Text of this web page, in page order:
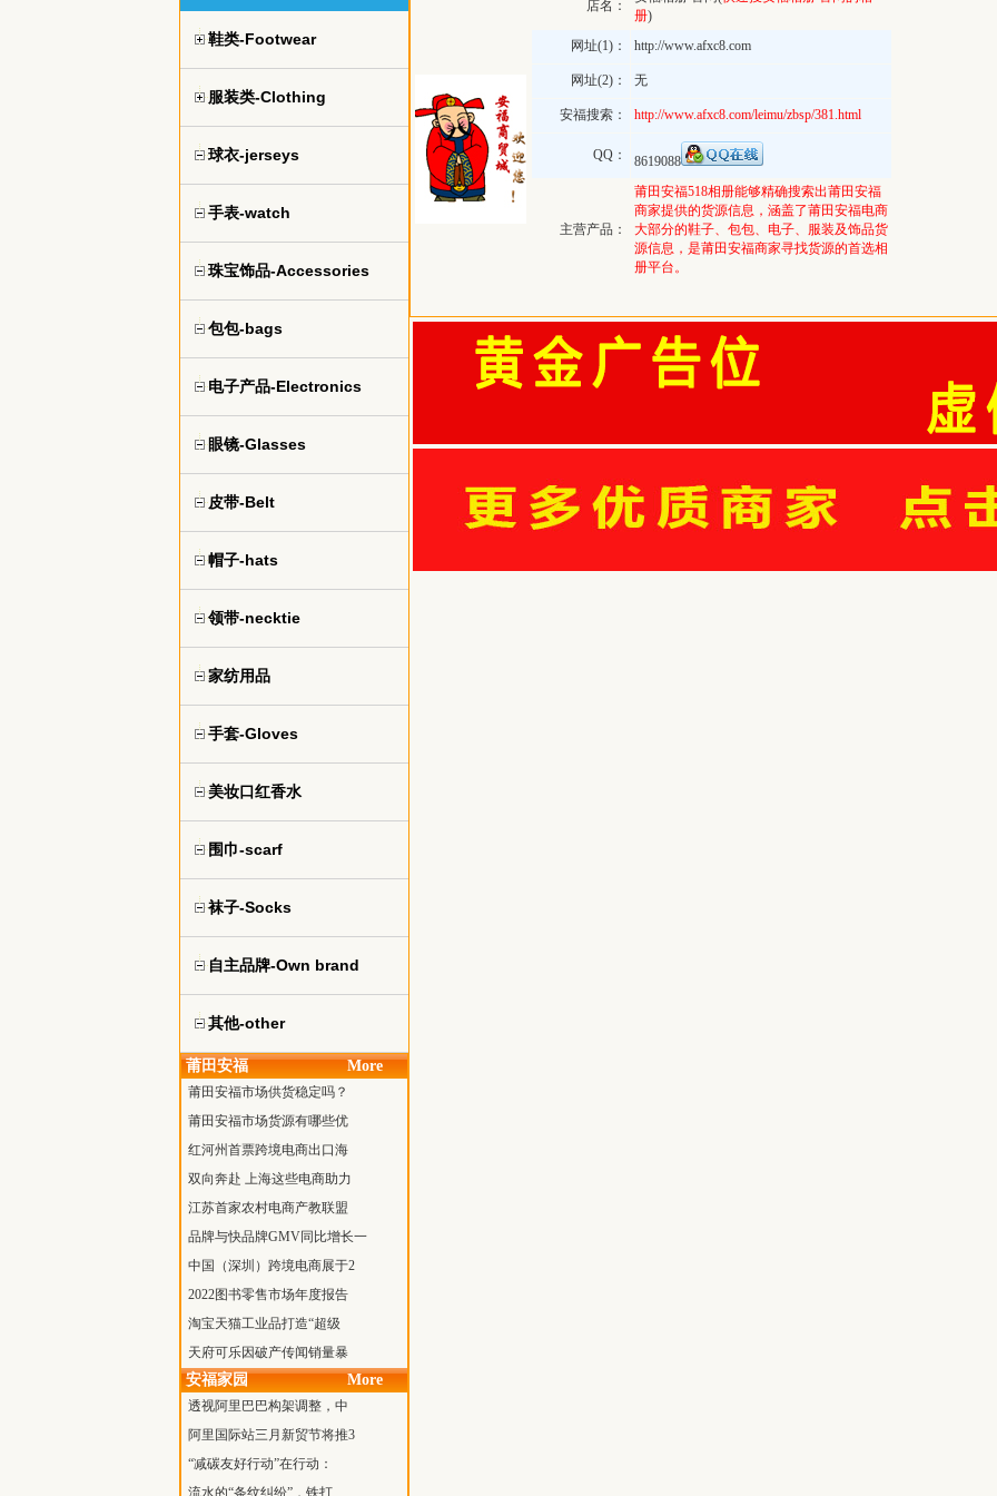
鞋类-Footwear
服装类-Clothing
球衣-jerseys
手表-watch
珠宝饰品-Accessories
包包-bags
电子产品-Electronics
眼镜-Glasses
皮带-Belt
帽子-hats
领带-necktie
家纺用品
手套-Gloves
美妆口红香水
围巾-scarf
袜子-Socks
自主品牌-Own brand
其他-other
莆田安福 More
莆田安福市场供货稳定吗？
莆田安福市场货源有哪些优
红河州首票跨境电商出口海
双向奔赴 上海这些电商助力
江苏首家农村电商产教联盟
品牌与快品牌GMV同比增长一
中国（深圳）跨境电商展于2
2022图书零售市场年度报告
淘宝天猫工业品打造“超级
天府可乐因破产传闻销量暴
安福家园 More
透视阿里巴巴构架调整，中
阿里国际站三月新贸节将推3
“减碳友好行动”在行动：
流水的“条纹纠纷”，铁打
店名：
册)
网址(1)：
http://www.afxc8.com
网址(2)： 无
安福搜索： http://www.afxc8.com/leimu/zbsp/381.html
QQ： 8619088
主营产品：
莆田安福518相册能够精确搜索出莆田安福
商家提供的货源信息，涵盖了莆田安福电商
大部分的鞋子、包包、电子、服装及饰品货
源信息，是莆田安福商家寻找货源的首选相
册平台。